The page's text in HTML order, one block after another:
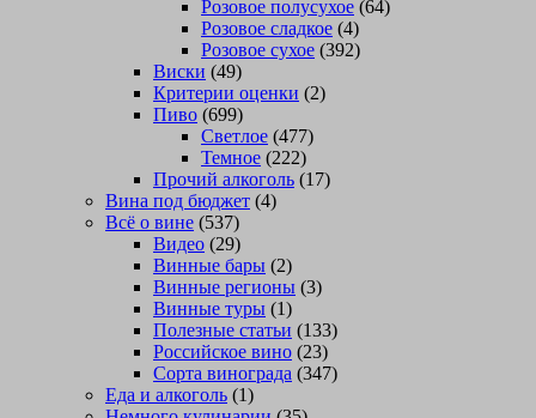
Розовое полусухое (64)
Розовое сладкое (4)
Розовое сухое (392)
Виски (49)
Критерии оценки (2)
Пиво (699)
Светлое (477)
Темное (222)
Прочий алкоголь (17)
Вина под бюджет (4)
Всё о вине (537)
Видео (29)
Винные бары (2)
Винные регионы (3)
Винные туры (1)
Полезные статьи (133)
Российское вино (23)
Сорта винограда (347)
Еда и алкоголь (1)